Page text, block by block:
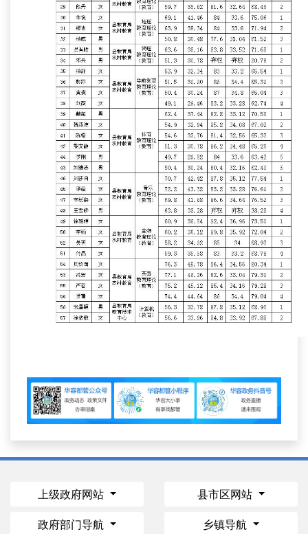
上级政府网站 县市区网站
政府部门导航 乡镇导航